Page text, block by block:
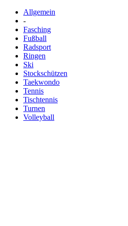
Allgemein
-
Fasching
Fußball
Radsport
Ringen
Ski
Stockschützen
Taekwondo
Tennis
Tischtennis
Turnen
Volleyball